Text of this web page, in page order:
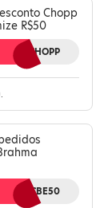
Chopp
R$50
CBE50